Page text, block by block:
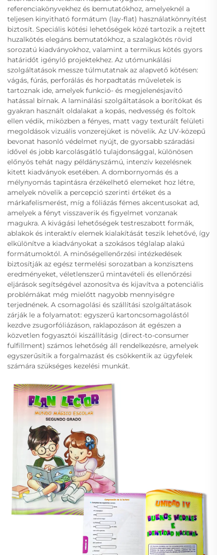
referenciakönyvekhez és bemutatókhoz, amelyeknél a
teljesen kinyitható formátum (lay-flat) használatkönnyítést
biztosít. Speciális kötési lehetőségek közé tartozik a rejtett
huzalkötés elegáns bemutatókhoz, a szalagkötés rövid
sorozatú kiadványokhoz, valamint a termikus kötés gyors
határidőt igénylő projektekhez. Az utómunkálási
szolgáltatások messze túlmutatnak az alapvető kötésen:
vágás, fúrás, perforálás és horpadtatás műveletek is
tartoznak ide, amelyek funkció- és megjelenésjavító
hatással bírnak. A laminálási szolgáltatások a borítókat és
gyakran használt oldalakat a kopás, nedvesség és foltok
ellen védik, miközben a fényes, matt vagy texturált felületi
megoldások vizuális vonzerejüket is növelik. Az UV-közepű
bevonat hasonló védelmet nyújt, de gyorsabb száradási
idővel és jobb karcolásgátló tulajdonsággal, különösen
előnyös tehát nagy példányszámú, intenzív kezelésnek
kitett kiadványok esetében. A dombornyomás és a
mélynyomás tapintásra érzékelhető elemeket hoz létre,
amelyek növelik a percepció szerinti értéket és a
márkafelismerést, míg a fóliázás fémes akcentusokat ad,
amelyek a fényt visszaverik és figyelmet vonzanak
magukra. A kivágási lehetőségek testreszabott formák,
ablakok és interaktív elemek kialakítását teszik lehetővé, így
elkülönítve a kiadványokat a szokásos téglalap alakú
formátumoktól. A minőségellenőrzési intézkedések
biztosítják az egész termelési sorozatban a konzisztens
eredményeket, véletlenszerű mintavételi és ellenőrzési
eljárások segítségével azonosítva és kijavítva a potenciális
problémákat még mielőtt nagyobb mennyiségre
terjednének. A csomagolási és szállítási szolgáltatások
zárják le a folyamatot: egyszerű kartoncsomagolástól
kezdve zsugorfóliázáson, raklapozáson át egészen a
közvetlen fogyasztói kiszállításig (direct-to-consumer
fulfillment) számos lehetőség áll rendelkezésre, amelyek
egyszerűsítik a forgalmazást és csökkentik az ügyfelek
számára szükséges kezelési munkát.